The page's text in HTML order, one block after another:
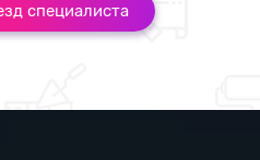
специалиста